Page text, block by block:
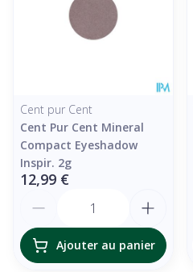
Cent pur Cent
Cent Pur Cent Mineral
Compact Eyeshadow
Inspir. 2g
12,99 €
Ajouter au panier